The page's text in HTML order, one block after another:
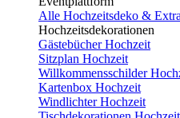
Alle Hochzeitsdeko &
Hochzeitsdekorationen
Gästebücher Hochzeit
Sitzplan Hochzeit
Willkommensschilder
Kartenbox Hochzeit
Windlichter Hochzeit